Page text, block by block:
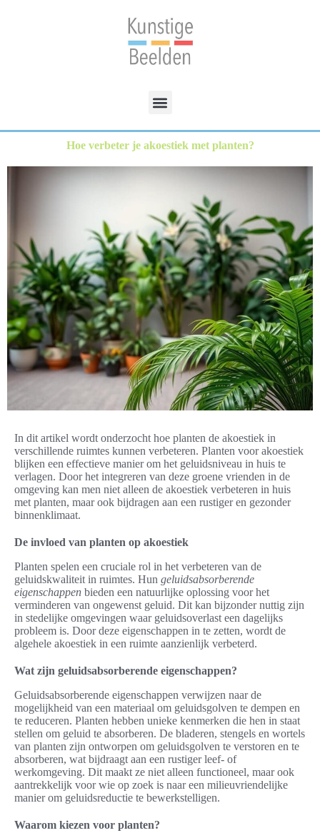
Hoe verbeter je akoestiek met planten?
In dit artikel wordt onderzocht hoe planten de akoestiek in
verschillende ruimtes kunnen verbeteren. Planten voor akoestiek
blijken een effectieve manier om het geluidsniveau in huis te
verlagen. Door het integreren van deze groene vrienden in de
omgeving kan men niet alleen de akoestiek verbeteren in huis
met planten, maar ook bijdragen aan een rustiger en gezonder
binnenklimaat.
De invloed van planten op akoestiek
Planten spelen een cruciale rol in het verbeteren van de
geluidskwaliteit in ruimtes. Hun geluidsabsorberende
eigenschappen bieden een natuurlijke oplossing voor het
verminderen van ongewenst geluid. Dit kan bijzonder nuttig zijn
in stedelijke omgevingen waar geluidsoverlast een dagelijks
probleem is. Door deze eigenschappen in te zetten, wordt de
algehele akoestiek in een ruimte aanzienlijk verbeterd.
Wat zijn geluidsabsorberende eigenschappen?
Geluidsabsorberende eigenschappen verwijzen naar de
mogelijkheid van een materiaal om geluidsgolven te dempen en
te reduceren. Planten hebben unieke kenmerken die hen in staat
stellen om geluid te absorberen. De bladeren, stengels en wortels
van planten zijn ontworpen om geluidsgolven te verstoren en te
absorberen, wat bijdraagt aan een rustiger leef- of
werkomgeving. Dit maakt ze niet alleen functioneel, maar ook
aantrekkelijk voor wie op zoek is naar een milieuvriendelijke
manier om geluidsreductie te bewerkstelligen.
Waarom kiezen voor planten?